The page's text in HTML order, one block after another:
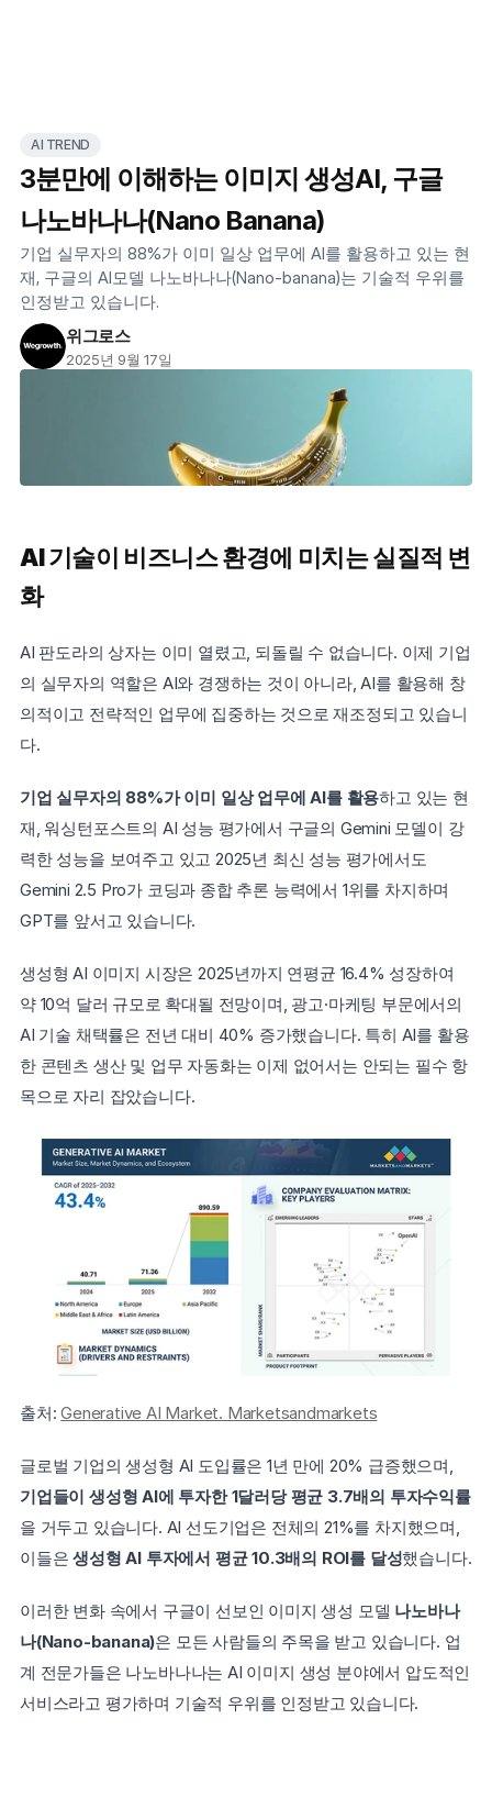
AI TREND
3분만에 이해하는 이미지 생성AI, 구글
나노바나나(Nano Banana)
기업 실무자의 88%가 이미 일상 업무에 AI를 활용하고 있는 현
재, 구글의 AI모델 나노바나나(Nano-banana)는 기술적 우위를
인정받고 있습니다.
위그로스
2025년 9월 17일
AI 기술이 비즈니스 환경에 미치는 실질적 변
화
AI 판도라의 상자는 이미 열렸고, 되돌릴 수 없습니다. 이제 기업
의 실무자의 역할은 AI와 경쟁하는 것이 아니라, AI를 활용해 창
의적이고 전략적인 업무에 집중하는 것으로 재조정되고 있습니
다.
기업 실무자의 88%가 이미 일상 업무에 AI를 활용하고 있는 현
재, 워싱턴포스트의 AI 성능 평가에서 구글의 Gemini 모델이 강
력한 성능을 보여주고 있고 2025년 최신 성능 평가에서도
Gemini 2.5 Pro가 코딩과 종합 추론 능력에서 1위를 차지하며
GPT를 앞서고 있습니다.
생성형 AI 이미지 시장은 2025년까지 연평균 16.4% 성장하여
약 10억 달러 규모로 확대될 전망이며, 광고·마케팅 부문에서의
AI 기술 채택률은 전년 대비 40% 증가했습니다. 특히 AI를 활용
한 콘텐츠 생산 및 업무 자동화는 이제 없어서는 안되는 필수 항
목으로 자리 잡았습니다.
출처: Generative AI Market. Marketsandmarkets
기업들이 생성형 AI에 투자한 1달러당 평균 3.7배의 투자수익률
을 거두고 있습니다. AI 선도기업은 전체의 21%를 차지했으며,
이들은 생성형 AI 투자에서 평균 10.3배의 ROI를 달성했습니다.
이러한 변화 속에서 구글이 선보인 이미지 생성 모델 나노바나
나(Nano-banana)은 모든 사람들의 주목을 받고 있습니다. 업
계 전문가들은 나노바나나는 AI 이미지 생성 분야에서 압도적인
서비스라고 평가하며 기술적 우위를 인정받고 있습니다.